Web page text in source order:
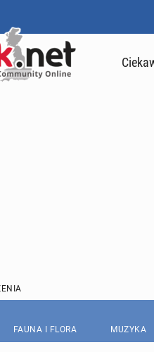
FAUNA I FLORA MUZYKA